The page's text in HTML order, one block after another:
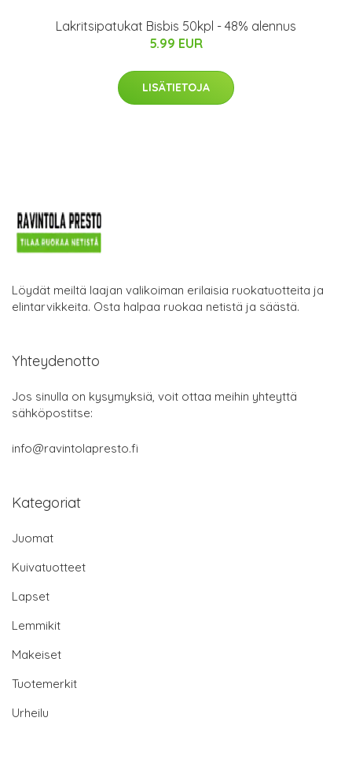
Lakritsipatukat Bisbis 50kpl - 48% alennus
5.99 EUR
LISÄTIETOJA
Löydät meiltä laajan valikoiman erilaisia ruokatuotteita ja
elintarvikkeita. Osta halpaa ruokaa netistä ja säästä.
Yhteydenotto
Jos sinulla on kysymyksiä, voit ottaa meihin yhteyttä
sähköpostitse:
info@ravintolapresto.fi
Kategoriat
Juomat
Kuivatuotteet
Lapset
Lemmikit
Makeiset
Tuotemerkit
Urheilu